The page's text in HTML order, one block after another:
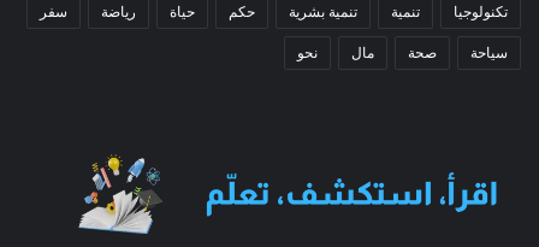
تكنولوجيا تنمية تنمية بشرية حكم حياة رياضة سفر
سياحة صحة مال نحو